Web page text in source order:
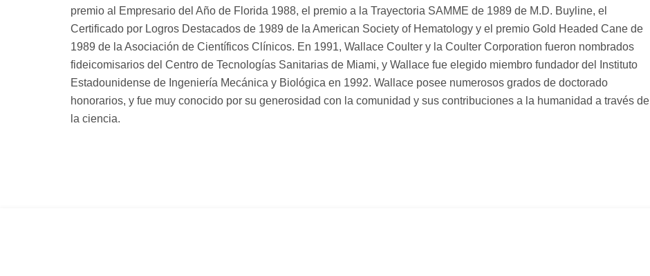
premio al Empresario del Año de Florida 1988, el premio a la Trayectoria SAMME de 1989 de M.D. Buyline, el
Certificado por Logros Destacados de 1989 de la American Society of Hematology y el premio Gold Headed Cane de
1989 de la Asociación de Científicos Clínicos. En 1991, Wallace Coulter y la Coulter Corporation fueron nombrados
fideicomisarios del Centro de Tecnologías Sanitarias de Miami, y Wallace fue elegido miembro fundador del Instituto
Estadounidense de Ingeniería Mecánica y Biológica en 1992. Wallace posee numerosos grados de doctorado
honorarios, y fue muy conocido por su generosidad con la comunidad y sus contribuciones a la humanidad a través de
la ciencia.